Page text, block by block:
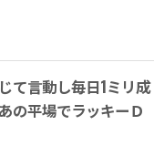
て言動し毎日1ミリ成
の平場でラッキーＤ